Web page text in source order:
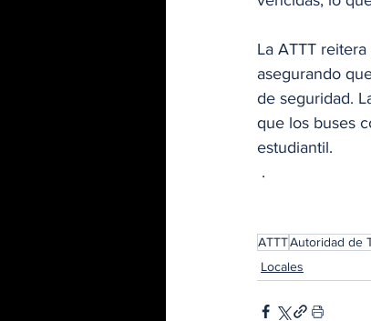
La ATTT
asegurando
de seguridad.
que los buses
estudiantil.
.
ATTTAutoridad de
Locales